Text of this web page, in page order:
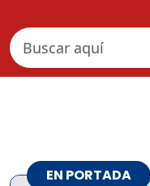
EN PORTADA